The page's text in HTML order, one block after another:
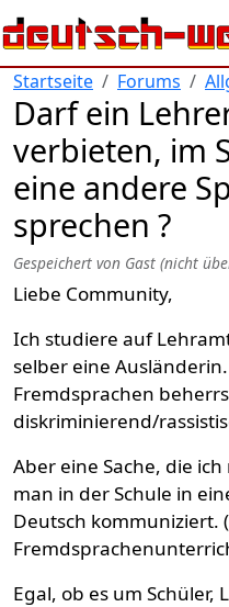
Direkt zum Inhalt
Startseite Forums
Darf ein
verbieten, im
eine andere
sprechen ?
Gespeichert von Gast (nicht
Liebe Community,
Ich studiere auf
selber eine
Fremdsprachen
diskriminierend/
Aber eine Sache, die
man in der Schule in
Deutsch kommuniziert.
Egal, ob es um